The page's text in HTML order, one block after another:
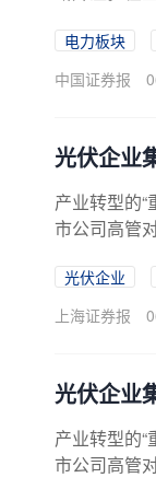
电力板块
中国证券报
光伏企业
产业转型的“
市公司高管
光伏企业
上海证券报
光伏企业
产业转型的“
市公司高管